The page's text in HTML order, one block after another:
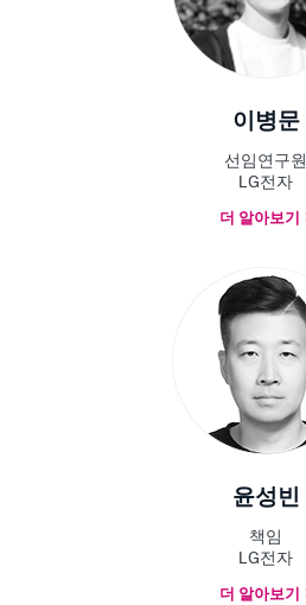
이병문
선임연구원
LG전자
더 알아보기
윤성빈
책임
LG전자
더 알아보기